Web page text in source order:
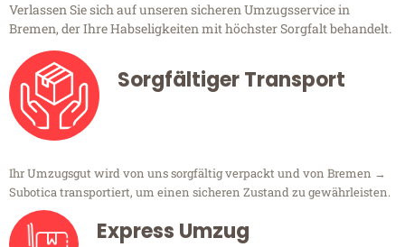
Verlassen Sie sich auf unseren sicheren Umzugsservice in
Bremen, der Ihre Habseligkeiten mit höchster Sorgfalt behandelt.
Sorgfältiger Transport
Ihr Umzugsgut wird von uns sorgfältig verpackt und von Bremen →
Subotica transportiert, um einen sicheren Zustand zu gewährleisten.
Express Umzug